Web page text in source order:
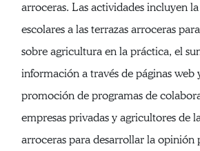
arroceras. Las actividades incluyen
escolares a las terrazas arroceras
sobre agricultura en la práctica, el
información a través de páginas web
promoción de programas de
empresas privadas y agricultores de
arroceras para desarrollar la opinión